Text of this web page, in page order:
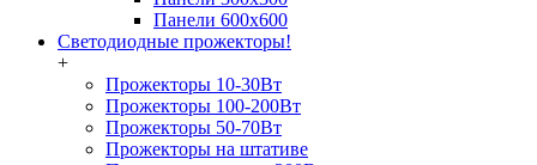
Панели 600х600
Светодиодные прожекторы!
+
Прожекторы 10-30Вт
Прожекторы 100-200Вт
Прожекторы 50-70Вт
Прожекторы на штативе